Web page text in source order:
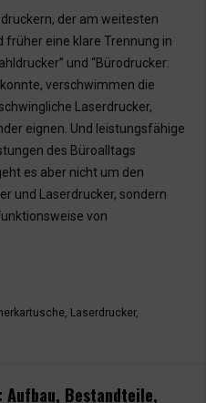
der am weitesten
früher eine klare Trennung in
und “Bürodrucker:
verschwimmen die
Laserdrucker,
eignen. Und leistungsfähige
des Büroalltags
es aber nicht um den
und Laserdrucker, sondern
von
, Laserdrucker,
Aufbau, Bestandteile,